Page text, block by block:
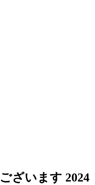
ざいます 2024